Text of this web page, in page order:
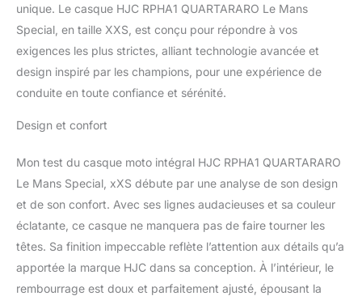
unique. Le casque HJC RPHA1 QUARTARARO Le Mans
Special, en taille XXS, est conçu pour répondre à vos
exigences les plus strictes, alliant technologie avancée et
design inspiré par les champions, pour une expérience de
conduite en toute confiance et sérénité.
Design et confort
Mon test du casque moto intégral HJC RPHA1 QUARTARARO
Le Mans Special, xXS débute par une analyse de son design
et de son confort. Avec ses lignes audacieuses et sa couleur
éclatante, ce casque ne manquera pas de faire tourner les
têtes. Sa finition impeccable reflète l’attention aux détails qu’a
apportée la marque HJC dans sa conception. À l’intérieur, le
rembourrage est doux et parfaitement ajusté, épousant la